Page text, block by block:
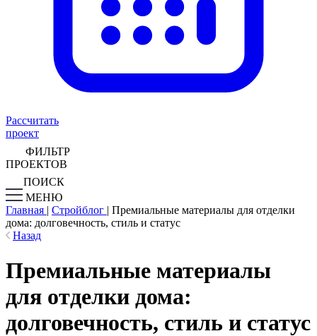
Рассчитать
проект
ФИЛЬТР
ПРОЕКТОВ
ПОИСК
МЕНЮ
Главная | Стройблог | Премиальные материалы для отделки
дома: долговечность, стиль и статус
Назад
Премиальные материалы
для отделки дома:
долговечность, стиль и статус